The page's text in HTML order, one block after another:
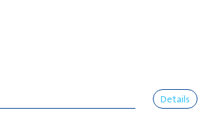
Details